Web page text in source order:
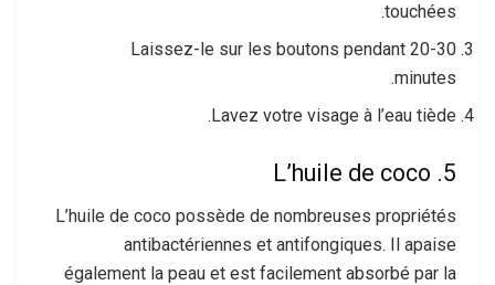
touchées.
Laissez-le sur les boutons pendant 20-30
minutes.
Lavez votre visage à l’eau tiède.
5. L’huile de coco
L’huile de coco possède de nombreuses propriétés
antibactériennes et antifongiques. Il apaise
également la peau et est facilement absorbé par la